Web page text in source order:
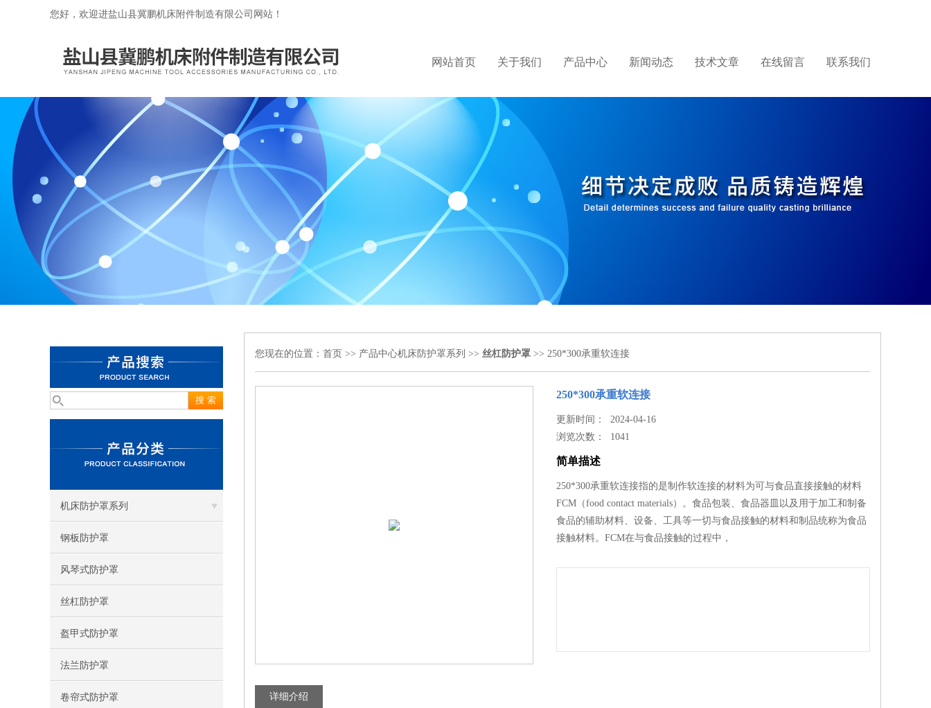
您好，欢迎进盐山县冀鹏机床附件制造有限公司网站！
网站首页 关于我们 产品中心 新闻动态 技术文章 在线留言 联系我们
机床防护罩系列
钢板防护罩
风琴式防护罩
丝杠防护罩
盔甲式防护罩
法兰防护罩
卷帘式防护罩
您现在的位置： 首页 >> 产品中心机床防护罩系列 >> 丝杠防护罩 >> 250*300承重软连接
250*300承重软连接
更新时间： 2024-04-16
浏览次数： 1041
简单描述
250*300承重软连接指的是制作软连接的材料为可与食品直接接触的材料
FCM（food contact materials）。食品包装、食品器皿以及用于加工和制备
食品的辅助材料、设备、工具等一切与食品接触的材料和制品统称为食品
接触材料。FCM在与食品接触的过程中，
详细介绍